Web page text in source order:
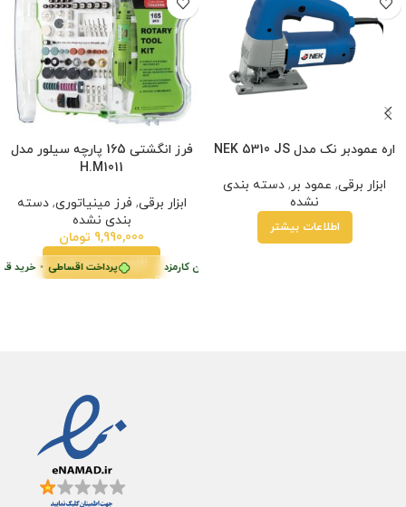
اره عمودبر نک مدل NEK 5310 JS
ابزار برقی, عمود بر, دسته بندی
نشده
اطلاعات بیشتر
پرداخت اقساطی • خرید خرید قسطی با ترب‌پی بدون کارمزد
فرز انگشتی 165 پارچه سیلور مدل
H.M1011
ابزار برقی, فرز مینیاتوری,دسته
بندی نشده
9,990,000 تومان
افزودن به سبد خرید